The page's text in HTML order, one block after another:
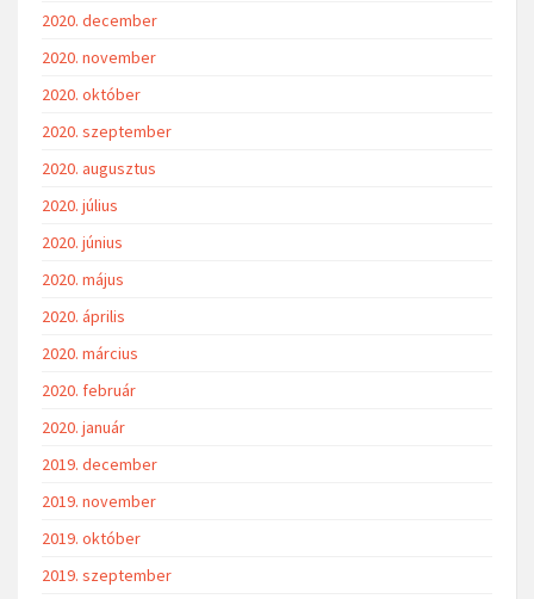
2020. december
2020. november
2020. október
2020. szeptember
2020. augusztus
2020. július
2020. június
2020. május
2020. április
2020. március
2020. február
2020. január
2019. december
2019. november
2019. október
2019. szeptember